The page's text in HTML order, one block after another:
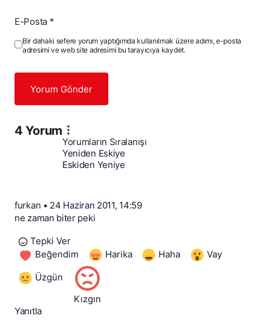
E-Posta*
Bir dahaki sefere yorum yaptığımda kullanılmak üzere adımı, e-posta
adresimi ve web site adresimi bu tarayıcıya kaydet.
Yorum Gönder
4 Yorum
Yorumların Sıralanışı
Yeniden Eskiye
Eskiden Yeniye
furkan • 24 Haziran 2011, 14:59
ne zaman biter peki
Tepki Ver
Beğendim
Harika Haha Vay
Üzgün
Kızgın
Yanıtla